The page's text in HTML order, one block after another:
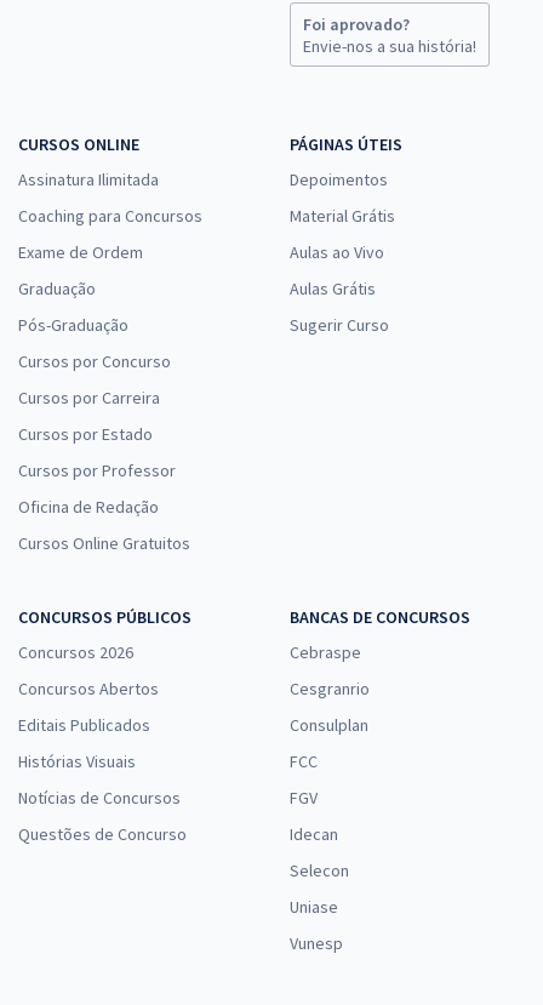
Foi aprovado?
Envie-nos a sua história!
CURSOS ONLINE
Assinatura Ilimitada
Coaching para Concursos
Exame de Ordem
Graduação
Pós-Graduação
Cursos por Concurso
Cursos por Carreira
Cursos por Estado
Cursos por Professor
Oficina de Redação
Cursos Online Gratuitos
PÁGINAS ÚTEIS
Depoimentos
Material Grátis
Aulas ao Vivo
Aulas Grátis
Sugerir Curso
CONCURSOS PÚBLICOS
Concursos 2026
Concursos Abertos
Editais Publicados
Histórias Visuais
Notícias de Concursos
Questões de Concurso
BANCAS DE CONCURSOS
Cebraspe
Cesgranrio
Consulplan
FCC
FGV
Idecan
Selecon
Uniase
Vunesp